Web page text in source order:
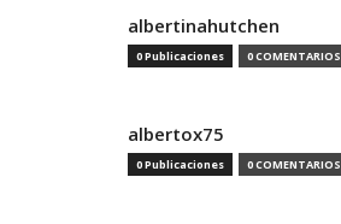
albertinahutchen
0 Publicaciones 0 COMENTARIOS
albertox75
0 Publicaciones 0 COMENTARIOS